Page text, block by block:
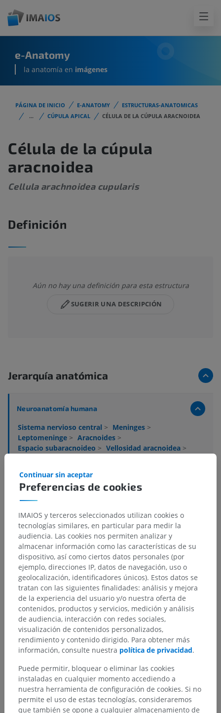
e-Anatomy
la anatomía en imágenes
PÁGINA DE INICIO E-ANATOMY
ESTRUCTURAS-ANATOMICAS
...
CÚPULA APICAL CÉLULA DE LA CÚPULA ARACNOIDEA
Célula de la cúpula
aracnoidea
Cellula arachnoidea cupularis
Definición
Aún no hay una definición para esta estructura
SUGERIR UNA DESCRIPCIÓN
Jerarquía anatómica
Neuroanatomía humana
Sistema nervioso central > Meninges >
Leptomeninge > Aracnoides >
Espacio subaracnoideo > Vellosidad aracnoidea >
Estructuras subyacentes:
subyacentes correspondientes para esta parte
anatómica
Traducciones
¿Ha detectado un error?
No dude en sugerir una corrección, traducción o
mejora de contenido.
Reportar un error
DESCARGAR LA APLICACIÓN
Preferencias de cookies
Continuar sin aceptar
IMAIOS y terceros seleccionados utilizan cookies o
tecnologías similares, en particular para medir la
audiencia. Las cookies nos permiten analizar y
almacenar información como las características de su
dispositivo, así como ciertos datos personales (por
ejemplo, direcciones IP, datos de navegación, uso o
geolocalización, identificadores únicos). Estos datos se
tratan con las siguientes finalidades: análisis y mejora
de la experiencia del usuario y/o nuestra oferta de
contenidos, productos y servicios, medición y análisis
de audiencia, interacción con redes sociales,
visualización de contenidos personalizados,
rendimiento y contenido dirigido. Para obtener más
información, consulte nuestra política de privacidad.
Puede permitir, bloquear o eliminar las cookies
instaladas en cualquier momento accediendo a
nuestra herramienta de configuración de cookies. Si no
permite el uso de estas tecnologías, consideraremos
que también se opone a cualquier almacenamiento de